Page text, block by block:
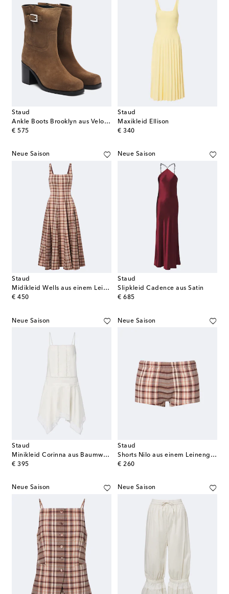
Staud
Ankle Boots Brooklyn aus Veloursleder
€ 575
original price
Staud
Maxikleid Ellison
€ 340
original price
Neue Saison
Staud
Midikleid Wells aus einem Leinengemisch
€ 450
original price
Neue Saison
Staud
Slipkleid Cadence aus Satin
€ 685
original price
Neue Saison
Staud
Minikleid Corinna aus Baumwoll-Voile
€ 395
original price
Neue Saison
Staud
Shorts Nilo aus einem Leinengemisch
€ 260
original price
Neue Saison Neue Saison